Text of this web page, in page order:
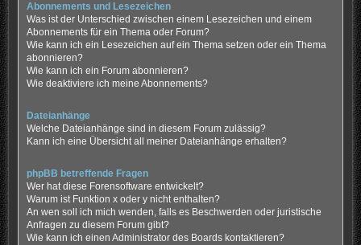
Abonnements und Lesezeichen
Was ist der Unterschied zwischen einem Lesezeichen und einem
Abonnements für ein Thema oder Forum?
Wie kann ich ein Lesezeichen auf ein Thema setzen oder ein Thema
abonnieren?
Wie kann ich ein Forum abonnieren?
Wie deaktiviere ich meine Abonnements?
Dateianhänge
Welche Dateianhänge sind in diesem Forum zulässig?
Kann ich eine Übersicht all meiner Dateianhänge erhalten?
phpBB betreffende Fragen
Wer hat diese Forensoftware entwickelt?
Warum ist Funktion x oder y nicht enthalten?
An wen soll ich mich wenden, falls es Beschwerden oder juristische
Anfragen zu diesem Forum gibt?
Wie kann ich einen Administrator des Boards kontaktieren?